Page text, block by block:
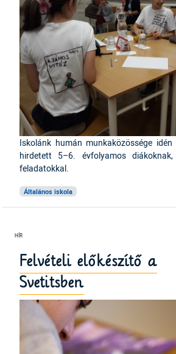
Iskolánk humán munkaközössége
hirdetett 5–6. évfolyamos
feladatokkal.
Általános iskola
Felvételi előkészítő a
Svetitsben